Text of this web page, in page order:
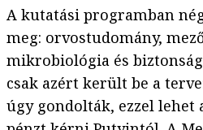
A kutatási programban
meg: orvostudomány,
mikrobiológia és
csak azért került be a
úgy gondolták, ezzel lehet